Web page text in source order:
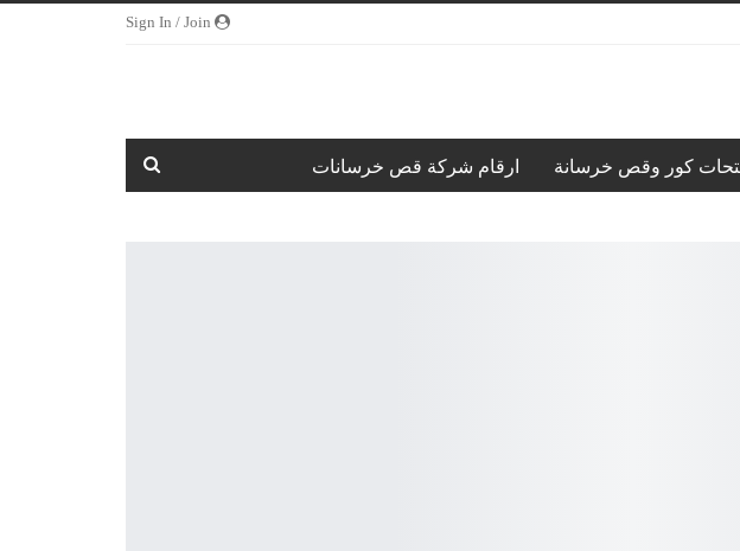
كور وقص خرسانة ارقام شركة قص خرسانات